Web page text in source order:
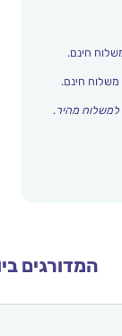
למשלוח מהיר.
המדורגים